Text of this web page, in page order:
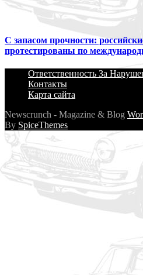
С запасом прочности:
протестированы по
Ответственность За
Контакты
Карта сайта
Newscrunch - Magazine & Blog
By SpiceThemes